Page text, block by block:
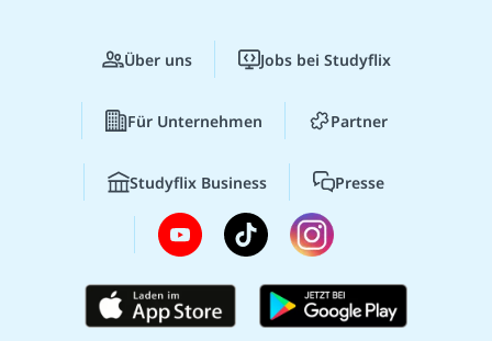
Über uns Jobs bei Studyflix
Für Unternehmen Partner
Studyflix Business Presse